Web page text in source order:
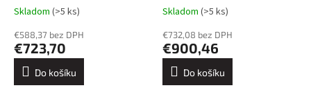
Skladom (>5 ks)
€588,37 bez DPH
€723,70
Do košíku
Skladom (>5 ks)
€732,08 bez DPH
€900,46
Do košíku